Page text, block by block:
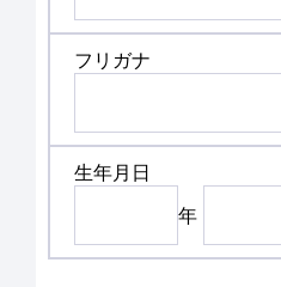
フリガナ
生年月日
年